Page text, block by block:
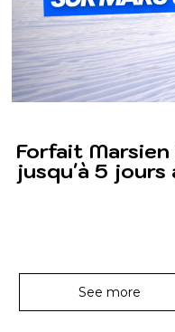
Forfait Marsien
jusqu'à 5 jours
See more